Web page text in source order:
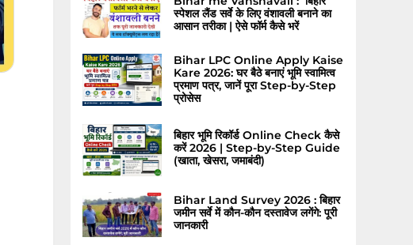
स्पेशल लैंड सर्वे के लिए वंशावली बनाने का
आसान तरीका | ऐसे फॉर्म कैसे भरें
Bihar LPC Online Apply Kaise
Kare 2026: घर बैठे बनाएं भूमि स्वामित्व
प्रमाण पत्र, जानें पूरा Step-by-Step
प्रोसेस
बिहार भूमि रिकॉर्ड Online Check कैसे
करें 2026 | Step-by-Step Guide
(खाता, खेसरा, जमाबंदी)
Bihar Land Survey 2026 : बिहार
जमीन सर्वे में कौन-कौन दस्तावेज लगेंगे: पूरी
जानकारी